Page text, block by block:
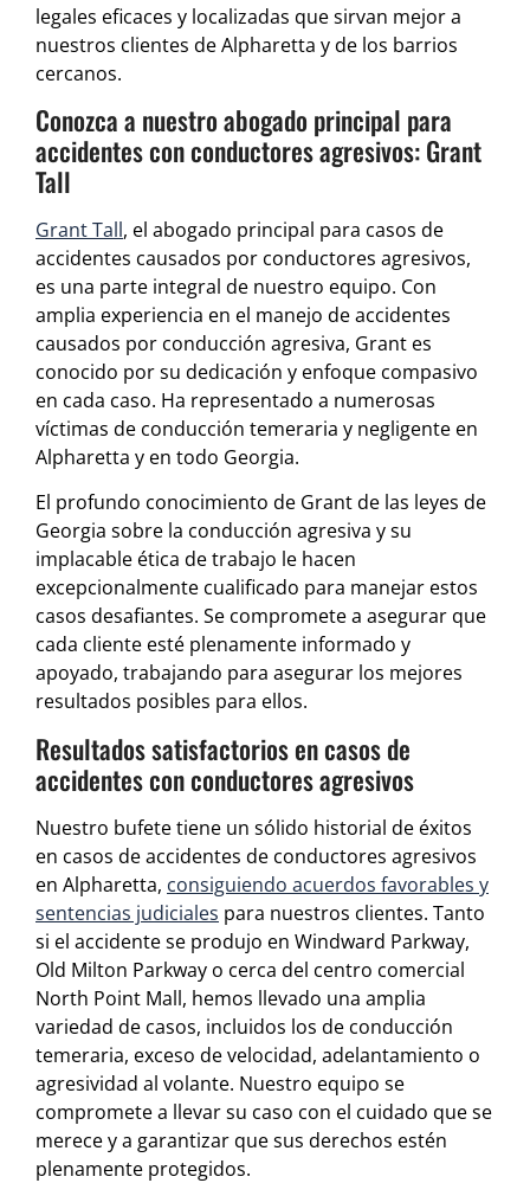
legales eficaces y localizadas que sirvan mejor a
nuestros clientes de Alpharetta y de los barrios
cercanos.
Conozca a nuestro abogado principal para
accidentes con conductores agresivos: Grant
Tall
Grant Tall, el abogado principal para casos de
accidentes causados por conductores agresivos,
es una parte integral de nuestro equipo. Con
amplia experiencia en el manejo de accidentes
causados por conducción agresiva, Grant es
conocido por su dedicación y enfoque compasivo
en cada caso. Ha representado a numerosas
víctimas de conducción temeraria y negligente en
Alpharetta y en todo Georgia.
El profundo conocimiento de Grant de las leyes de
Georgia sobre la conducción agresiva y su
implacable ética de trabajo le hacen
excepcionalmente cualificado para manejar estos
casos desafiantes. Se compromete a asegurar que
cada cliente esté plenamente informado y
apoyado, trabajando para asegurar los mejores
resultados posibles para ellos.
Resultados satisfactorios en casos de
accidentes con conductores agresivos
Nuestro bufete tiene un sólido historial de éxitos
en casos de accidentes de conductores agresivos
en Alpharetta, consiguiendo acuerdos favorables y
sentencias judiciales para nuestros clientes. Tanto
si el accidente se produjo en Windward Parkway,
Old Milton Parkway o cerca del centro comercial
North Point Mall, hemos llevado una amplia
variedad de casos, incluidos los de conducción
temeraria, exceso de velocidad, adelantamiento o
agresividad al volante. Nuestro equipo se
compromete a llevar su caso con el cuidado que se
merece y a garantizar que sus derechos estén
plenamente protegidos.